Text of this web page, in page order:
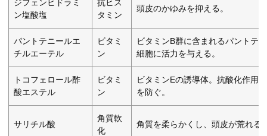
ジフェンヒドラミ
ン塩酸塩
抗ヒス
タミン
頭皮のかゆみを抑える。
パントテニールエ
チルエーテル
ビタミ
ン
ビタミンB群に含まれるパントテ
細胞に活力を与える。
トコフェロール酢
酸エステル
ビタミ
ン
ビタミンEの誘導体。抗酸化作用
を防ぐ。
サリチル酸
角質軟
化
角質を柔らかくし、頭皮が荒れる